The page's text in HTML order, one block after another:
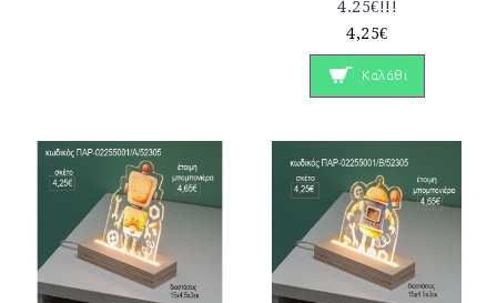
4.25€!!!
4,25€
Καλάθι